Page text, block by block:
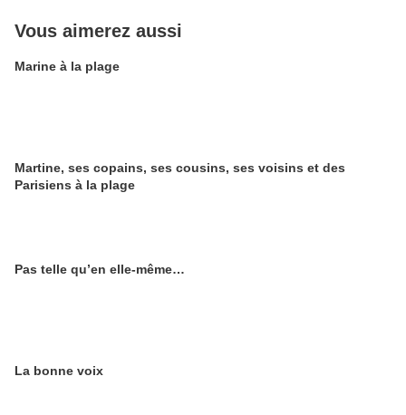
Vous aimerez aussi
Marine à la plage
Martine, ses copains, ses cousins, ses voisins et des
Parisiens à la plage
Pas telle qu’en elle-même…
La bonne voix